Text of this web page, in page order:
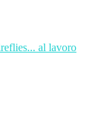
al lavoro